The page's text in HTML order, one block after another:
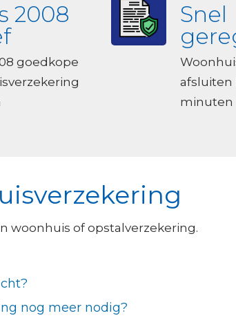
2008
goedkope
Snel
afsluiten
minuten
woonhuis of opstalverzekering.
nog meer nodig?